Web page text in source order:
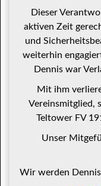
Dieser
aktiven Zeit
und
weiterhin
Dennis war
Mit ihm
Vereinsmitglied,
Teltower FV
Unser
Wir werden